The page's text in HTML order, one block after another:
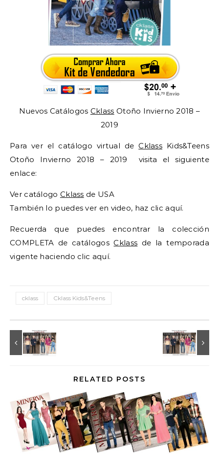
Nuevos Catálogos Cklass Otoño Invierno 2018 –
2019
Para ver el catálogo virtual deCklass Kids&Teens
Otoño Invierno 2018 – 2019 visita el siguiente
enlace:
Ver catálogo Cklass de USA
También lo puedes ver en video, haz clic aquí.
Recuerda que puedes encontrar la colección
COMPLETA de catálogosCklass de la temporada
vigente haciendo clic aquí.
cklass Cklass Kids&Teens
RELATED POSTS